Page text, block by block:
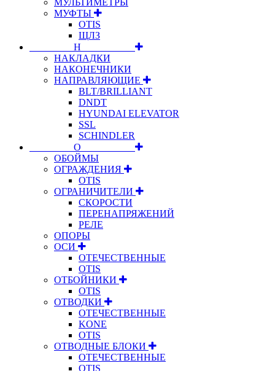
МУФТЫ
OTIS
ЩЛЗ
⠀⠀⠀⠀⠀⠀Н⠀⠀⠀⠀⠀⠀⠀
НАКЛАДКИ
НАКОНЕЧНИКИ
НАПРАВЛЯЮЩИЕ
BLT/BRILLIANT
DNDT
HYUNDAI ELEVATOR
SSL
SCHINDLER
⠀⠀⠀⠀⠀⠀О⠀⠀⠀⠀⠀⠀⠀
ОБОЙМЫ
ОГРАЖДЕНИЯ
OTIS
ОГРАНИЧИТЕЛИ
СКОРОСТИ
ПЕРЕНАПРЯЖЕНИЙ
РЕЛЕ
ОПОРЫ
ОСИ
ОТЕЧЕСТВЕННЫЕ
OTIS
ОТБОЙНИКИ
OTIS
ОТВОДКИ
ОТЕЧЕСТВЕННЫЕ
KONE
OTIS
ОТВОДНЫЕ БЛОКИ
ОТЕЧЕСТВЕННЫЕ
OTIS